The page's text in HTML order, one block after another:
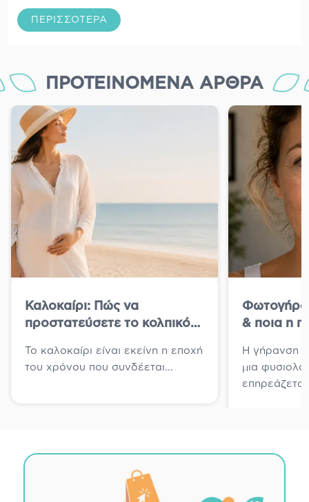
ΠΕΡΙΣΣΌΤΕΡΑ
ΠΡΟΤΕΙΝΌΜΕΝΑ ΆΡΘΡΑ
Καλοκαίρι: Πώς να
προστατεύσετε το κολπικό
Το καλοκαίρι είναι εκείνη η εποχή
του χρόνου που συνδέεται...
& ποια η
Η γήρανση
μια